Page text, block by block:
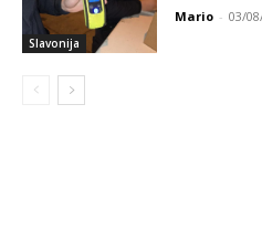
Slavonija
Mario - 03/